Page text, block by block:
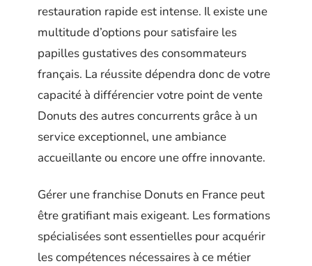
restauration rapide est intense. Il existe une
multitude d’options pour satisfaire les
papilles gustatives des consommateurs
français. La réussite dépendra donc de votre
capacité à différencier votre point de vente
Donuts des autres concurrents grâce à un
service exceptionnel, une ambiance
accueillante ou encore une offre innovante.
Gérer une franchise Donuts en France peut
être gratifiant mais exigeant. Les formations
spécialisées sont essentielles pour acquérir
les compétences nécessaires à ce métier